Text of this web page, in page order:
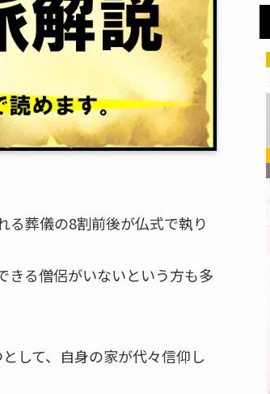
る葬儀の8割前後が仏式で執り
きる僧侶がいないという方も多
して、自身の家が代々信仰し